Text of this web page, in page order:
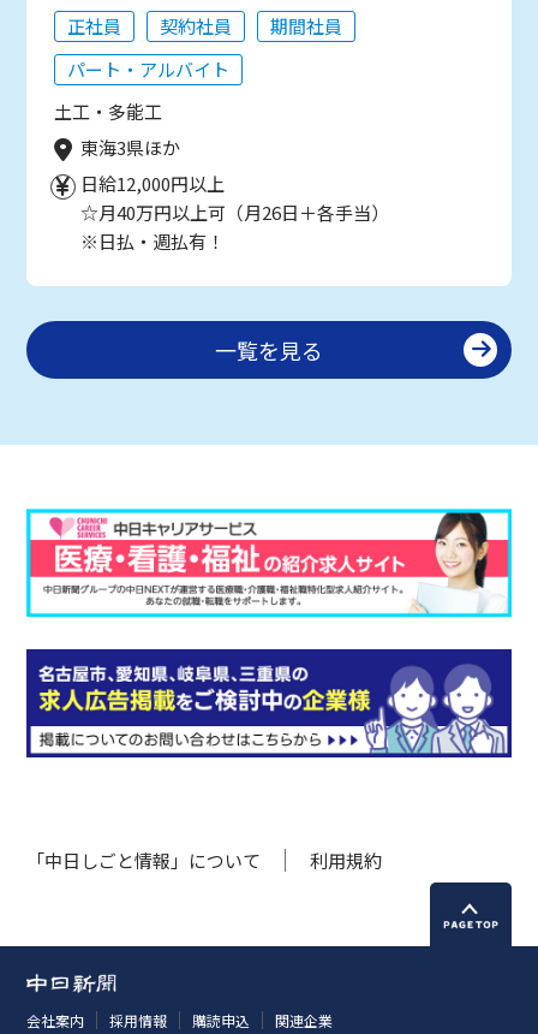
正社員 契約社員
期間社員
パート・アルバイト
土工・多能工
東海3県ほか
日給12,000円以上
☆月40万円以上可（月26日＋各手当）
※日払・週払有！
一覧を見る
「中日しごと情報」について 利用規約
会社案内 採用情報 購読申込 関連企業